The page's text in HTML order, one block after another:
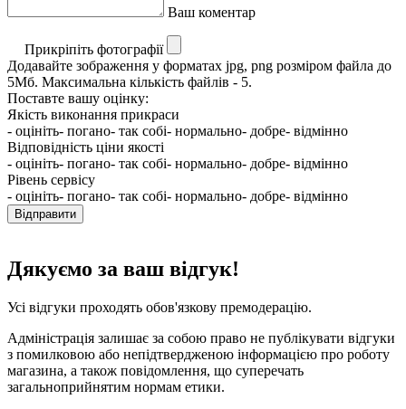
Ваш коментар
Прикріпіть фотографії
Додавайте зображення у форматах jpg, png розміром файла до
5Мб. Максимальна кількість файлів - 5.
Поставте вашу оцінку:
Якість виконання прикраси
- оцініть- погано- так собі- нормально- добре- відмінно
Відповідність ціни якості
- оцініть- погано- так собі- нормально- добре- відмінно
Рівень сервісу
- оцініть- погано- так собі- нормально- добре- відмінно
Відправити
Дякуємо за ваш відгук!
Усі відгуки проходять обов'язкову премодерацію.
Адміністрація залишає за собою право не публікувати відгуки
з помилковою або непідтвердженою інформацією про роботу
магазина, а також повідомлення, що суперечать
загальноприйнятим нормам етики.